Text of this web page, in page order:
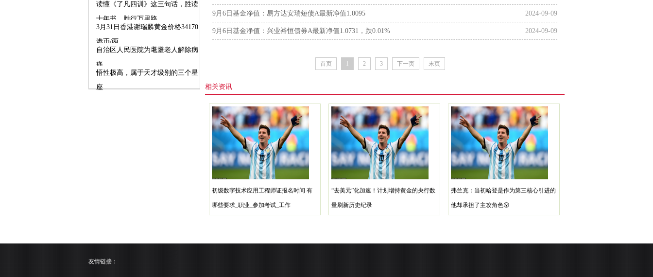
读懂《了凡四训》这三句话，胜读
十年书，胜行万里路
3月31日香港谢瑞麟黄金价格34170
港币/两
自治区人民医院为耄耋老人解除病
痛
悟性极高，属于天才级别的三个星
座
2024-09-09
9月6日基金净值：易方达安瑞短债A最新净值1.0095
2024-09-09
9月6日基金净值：兴业裕恒债券A最新净值1.0731，跌0.01%
首页 1 2 3 下一页 末页
相关资讯
初级数字技术应用工程师证报名时间 有
哪些要求_职业_参加考试_工作
“去美元”化加速！计划增持黄金的央行数
量刷新历史纪录
弗兰克：当初哈登是作为第三核心引进的
他却承担了主攻角色😮
友情链接：